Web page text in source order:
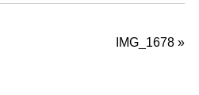
IMG_1678 »